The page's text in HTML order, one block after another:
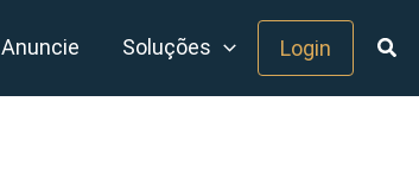
Anuncie Soluções Login